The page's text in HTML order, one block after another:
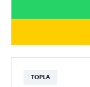
TOPLA